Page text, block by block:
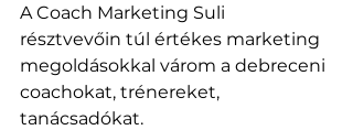
A Coach Marketing Suli
résztvevőin túl értékes marketing
megoldásokkal várom a debreceni
coachokat, trénereket,
tanácsadókat.